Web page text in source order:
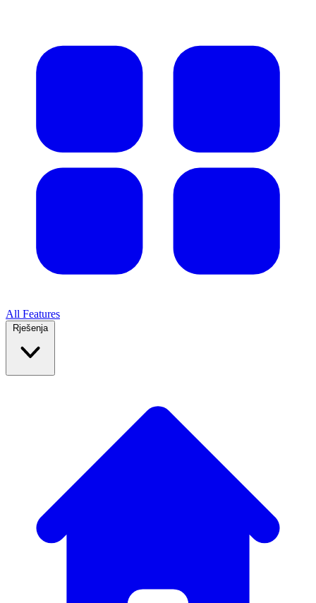
All Features
Rješenja